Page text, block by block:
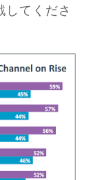
てくださ